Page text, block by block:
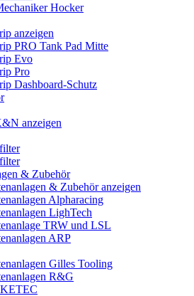
Hocker
anzeigen
PRO Tank Pad Mitte
Evo
Pro
Dashboard-Schutz
anzeigen
& Zubehör
& Zubehör anzeigen
Alpharacing
LighTech
TRW und LSL
ARP
Gilles Tooling
R&G